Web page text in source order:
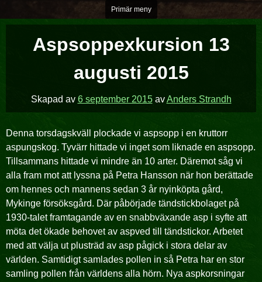
över
Primär meny
Aspsoppexkursion 13
augusti 2015
Skapad av 6 september 2015avAnders Strandh
Denna torsdagskväll plockade vi aspsopp i en kruttorr
aspungskog. Tyvärr hittade vi inget som liknade en aspsopp.
Tillsammans hittade vi mindre än 10 arter. Däremot såg vi
alla fram mot att lyssna på Petra Hansson när hon berättade
om hennes och mannens sedan 3 år nyinköpta gård,
Mykinge försöksgård. Där påbörjade tändstickbolaget på
1930-talet framtagande av en snabbväxande asp i syfte att
möta det ökade behovet av aspved till tändstickor. Arbetet
med att välja ut plusträd av asp pågick i stora delar av
världen. Samtidigt samlades pollen in så Petra har en stor
samling pollen från världens alla hörn. Nya aspkorsningar